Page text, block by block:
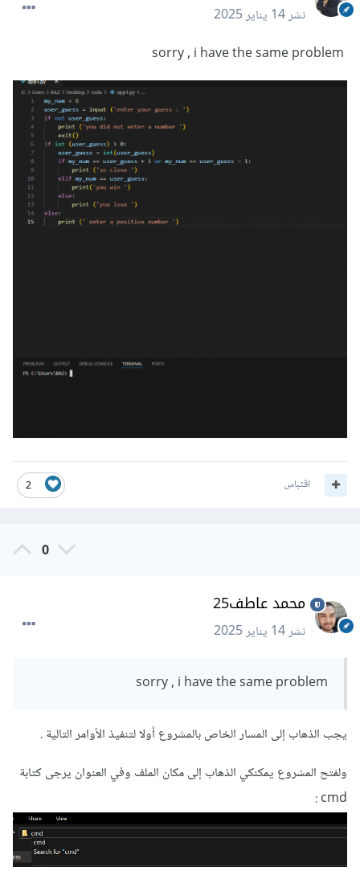
نشر14 يناير 2025
2 اقتباس
0
محمد عاطف25
نشر14 يناير 2025
يجب الذهاب إلى المسار الخاص بالمشروع أولا لتنفيذ الأوامر التالية .
ولفتح المشروع يمكنكي الذهاب إلى مكان الملف وفي العنوان يرجى كتابة
cmd